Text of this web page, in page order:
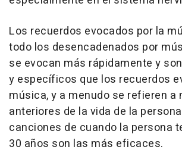
Los recuerdos evocados por la
todo los desencadenados por
se evocan más rápidamente y
y específicos que los recuerdos
música, y a menudo se refieren a
anteriores de la vida de la
canciones de cuando la persona
30 años son las más eficaces.